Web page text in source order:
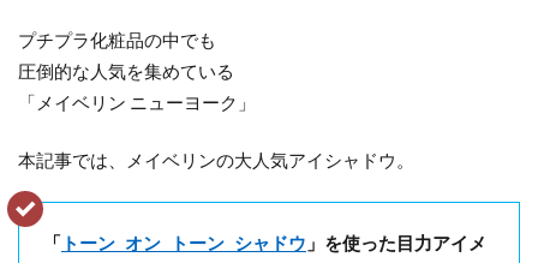
プチプラ化粧品の中でも
圧倒的な人気を集めている
「メイベリン ニューヨーク」
本記事では、メイベリンの大人気アイシャドウ。
「 トーン オン トーン シャドウ 」を使った目力アイメ